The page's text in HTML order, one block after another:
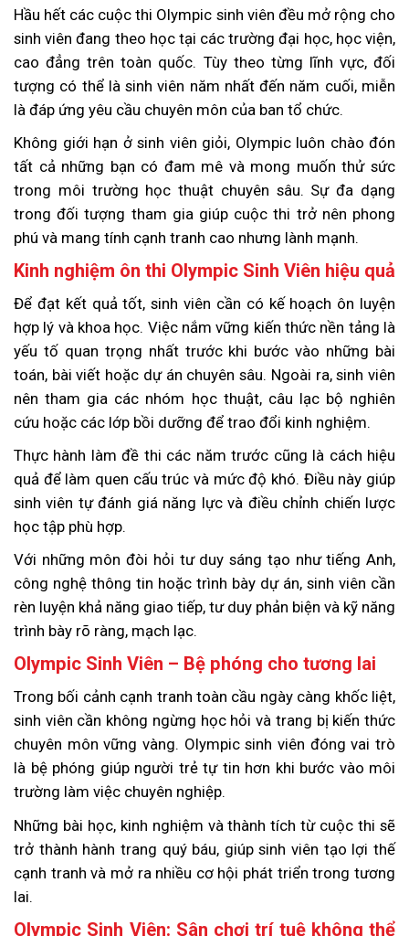
Hầu hết các cuộc thi Olympic sinh viên đều mở rộng cho
sinh viên đang theo học tại các trường đại học, học viện,
cao đẳng trên toàn quốc. Tùy theo từng lĩnh vực, đối
tượng có thể là sinh viên năm nhất đến năm cuối, miễn
là đáp ứng yêu cầu chuyên môn của ban tổ chức.
Không giới hạn ở sinh viên giỏi, Olympic luôn chào đón
tất cả những bạn có đam mê và mong muốn thử sức
trong môi trường học thuật chuyên sâu. Sự đa dạng
trong đối tượng tham gia giúp cuộc thi trở nên phong
phú và mang tính cạnh tranh cao nhưng lành mạnh.
Kinh nghiệm ôn thi Olympic Sinh Viên hiệu quả
Để đạt kết quả tốt, sinh viên cần có kế hoạch ôn luyện
hợp lý và khoa học. Việc nắm vững kiến thức nền tảng là
yếu tố quan trọng nhất trước khi bước vào những bài
toán, bài viết hoặc dự án chuyên sâu. Ngoài ra, sinh viên
nên tham gia các nhóm học thuật, câu lạc bộ nghiên
cứu hoặc các lớp bồi dưỡng để trao đổi kinh nghiệm.
Thực hành làm đề thi các năm trước cũng là cách hiệu
quả để làm quen cấu trúc và mức độ khó. Điều này giúp
sinh viên tự đánh giá năng lực và điều chỉnh chiến lược
học tập phù hợp.
Với những môn đòi hỏi tư duy sáng tạo như tiếng Anh,
công nghệ thông tin hoặc trình bày dự án, sinh viên cần
rèn luyện khả năng giao tiếp, tư duy phản biện và kỹ năng
trình bày rõ ràng, mạch lạc.
Olympic Sinh Viên – Bệ phóng cho tương lai
Trong bối cảnh cạnh tranh toàn cầu ngày càng khốc liệt,
sinh viên cần không ngừng học hỏi và trang bị kiến thức
chuyên môn vững vàng. Olympic sinh viên đóng vai trò
là bệ phóng giúp người trẻ tự tin hơn khi bước vào môi
trường làm việc chuyên nghiệp.
Những bài học, kinh nghiệm và thành tích từ cuộc thi sẽ
trở thành hành trang quý báu, giúp sinh viên tạo lợi thế
cạnh tranh và mở ra nhiều cơ hội phát triển trong tương
lai.
Olympic Sinh Viên: Sân chơi trí tuệ không thể